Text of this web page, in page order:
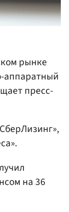
рынке
аппаратный
пресс-
на 36